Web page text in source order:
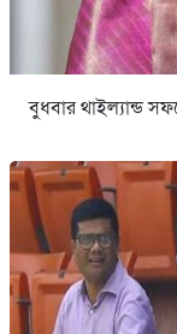
বুধবার থাইল্যান্ড